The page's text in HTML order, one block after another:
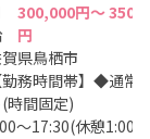
300,000円～
円
県鳥栖市
勤務時間帯】◆通常
(時間固定)
〜17:30(休憩1:00)